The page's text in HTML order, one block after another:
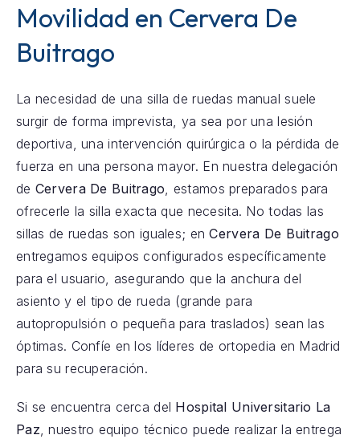
Movilidad en Cervera De
Buitrago
La necesidad de una silla de ruedas manual suele
surgir de forma imprevista, ya sea por una lesión
deportiva, una intervención quirúrgica o la pérdida de
fuerza en una persona mayor. En nuestra delegación
de Cervera De Buitrago, estamos preparados para
ofrecerle la silla exacta que necesita. No todas las
sillas de ruedas son iguales; enCervera De Buitrago
entregamos equipos configurados específicamente
para el usuario, asegurando que la anchura del
asiento y el tipo de rueda (grande para
autopropulsión o pequeña para traslados) sean las
óptimas. Confíe en los líderes de ortopedia en Madrid
para su recuperación.
Si se encuentra cerca del Hospital Universitario La
Paz, nuestro equipo técnico puede realizar la entrega